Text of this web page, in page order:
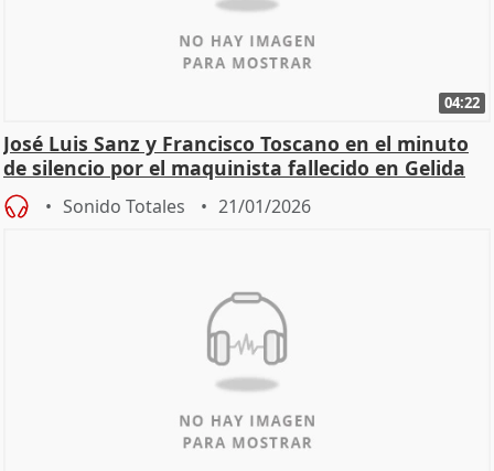
04:22
José Luis Sanz y Francisco Toscano en el minuto
de silencio por el maquinista fallecido en Gelida
Sonido Totales 21/01/2026